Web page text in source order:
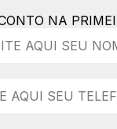
para esse produto.
NA